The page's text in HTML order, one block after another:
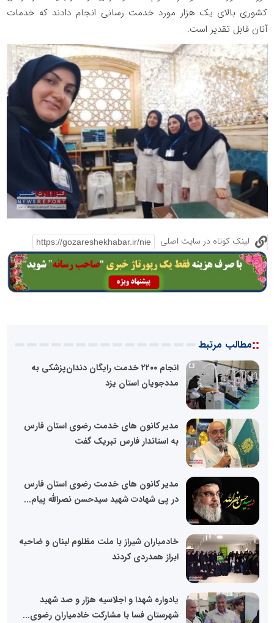
کشوری بالای یک هزار مورد خدمت رسانی انجام دادند که خدمات
آنان قابل تقدیر است.
لینک کوتاه در سایت اصلی
::مطالب مرتبط
انجام ۲۲۰۰ خدمت رایگان دندان‌پزشکی به
مددجویان استان یزد
مدیر کانون های خدمت رضوی استان فارس
به استاندار فارس تبریک گفت
مدیر کانون های خدمت رضوی استان فارس
در پی شهادت شهید سیدحسن نصرالله پیام...
خادمیاران شیراز با ملت مظلوم لبنان و ضاحیه
ابراز همدردی کردند
یادواره شهدا و اجلاسیه هزار و صد شهید
شهرستان فسا با مشارکت خادمیاران رضوی...